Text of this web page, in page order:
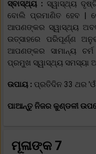
ସ୍ବାସ୍ଥ୍ୟ : ସ୍ୱାସ୍ଥ୍ୟ
ବୋଲି ପ୍ରମାଣିତ ହେବ |
ଆପଣଙ୍କର ସ୍ୱାସ୍ଥ୍ୟ
ଉତ୍ସାହରେ ପରିପୂର୍ଣ୍ଣ
ଆପଣଙ୍କର ସାମାନ୍ୟ
ପ୍ରମୁଖ ସ୍ୱାସ୍ଥ୍ୟ ସମସ୍ୟା
ଉପାୟ : ପ୍ରତିଦିନ 33 ଥର
ପାଆନ୍ତୁ ନିଜର କୁଣ୍ଡଳୀ
ମୂଳାଙ୍କ 7